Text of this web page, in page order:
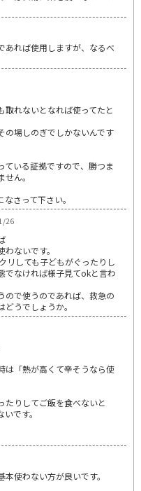
あれば使用しますが、なるべ
れないとなれば使ってたと
の場しのぎでしかないんです
ている証拠ですので、勝つま
ん。
さって下さい。
26
ないです。
リしても子どもがぐったりし
でなければ様子見てokと言わ
ので使うのであれば、救急の
うでしょうか。
は「熱が高くて辛そうなら使
たりしてご飯を食べないと
です。
使わない方が良いです。